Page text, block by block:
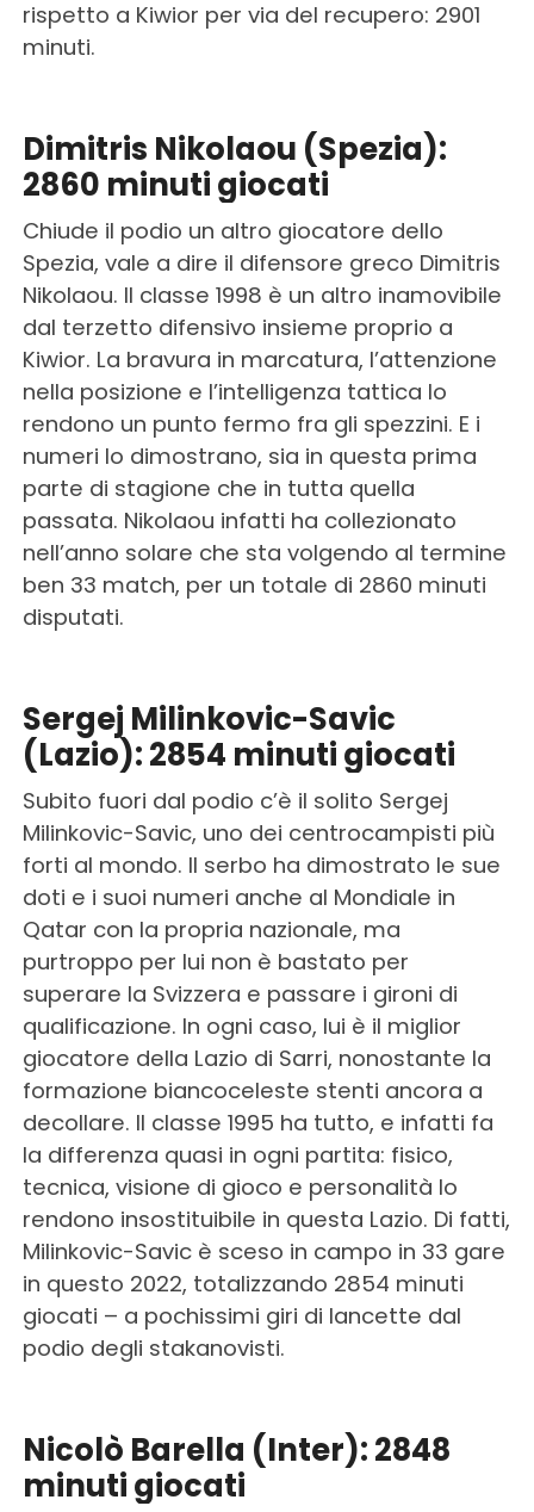
rispetto a Kiwior per via del recupero: 2901
minuti.
Dimitris Nikolaou (Spezia):
2860 minuti giocati
Chiude il podio un altro giocatore dello
Spezia, vale a dire il difensore greco Dimitris
Nikolaou. Il classe 1998 è un altro inamovibile
dal terzetto difensivo insieme proprio a
Kiwior. La bravura in marcatura, l’attenzione
nella posizione e l’intelligenza tattica lo
rendono un punto fermo fra gli spezzini. E i
numeri lo dimostrano, sia in questa prima
parte di stagione che in tutta quella
passata. Nikolaou infatti ha collezionato
nell’anno solare che sta volgendo al termine
ben 33 match, per un totale di 2860 minuti
disputati.
Sergej Milinkovic-Savic
(Lazio): 2854 minuti giocati
Subito fuori dal podio c’è il solito Sergej
Milinkovic-Savic, uno dei centrocampisti più
forti al mondo. Il serbo ha dimostrato le sue
doti e i suoi numeri anche al Mondiale in
Qatar con la propria nazionale, ma
purtroppo per lui non è bastato per
superare la Svizzera e passare i gironi di
qualificazione. In ogni caso, lui è il miglior
giocatore della Lazio di Sarri, nonostante la
formazione biancoceleste stenti ancora a
decollare. Il classe 1995 ha tutto, e infatti fa
la differenza quasi in ogni partita: fisico,
tecnica, visione di gioco e personalità lo
rendono insostituibile in questa Lazio. Di fatti,
Milinkovic-Savic è sceso in campo in 33 gare
in questo 2022, totalizzando 2854 minuti
giocati – a pochissimi giri di lancette dal
podio degli stakanovisti.
Nicolò Barella (Inter): 2848
minuti giocati